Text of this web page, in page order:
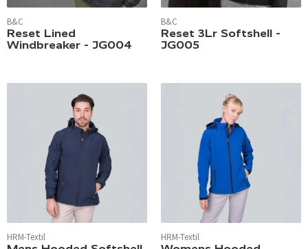
B&C
Reset Lined
Windbreaker - JG004
B&C
Reset 3Lr Softshell -
JG005
HRM-Textil HRM-Textil